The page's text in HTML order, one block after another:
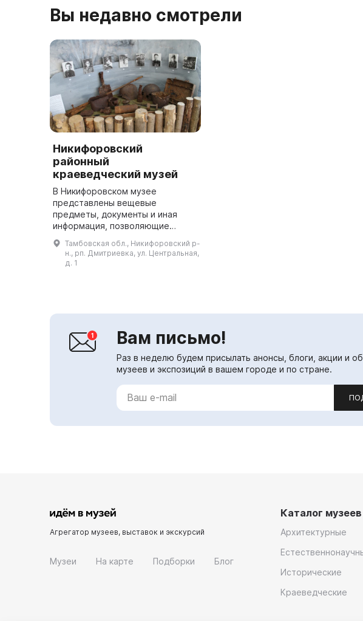
Вы недавно смотрели
Никифоровский
районный
краеведческий музей
В Никифоровском музее
представлены вещевые
предметы, документы и иная
информация, позволяющие
получить представление о
истории района. Здесь можно
увидеть чучела животных,
Тамбовская обл., Никифоровский р-
н., рп. Дмитриевка, ул. Центральная,
д. 1
Вам письмо!
Раз в неделю будем присылать анонсы, блоги, акции и
музеев и экспозиций в вашем городе и по стране.
Агрегатор музеев, выставок и экскурсий
Музеи На карте Подборки Блог
Каталог музеев
Архитектурные
Исторические
Краеведческие